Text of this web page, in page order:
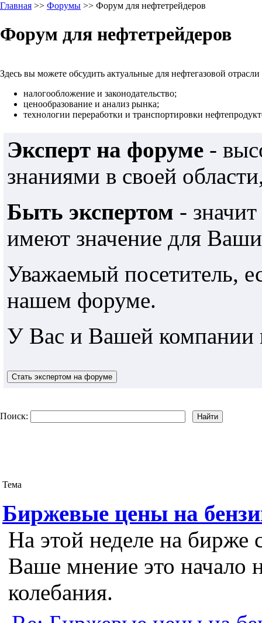
Главная >> Форумы >> Форум для нефтетрейдеров
Форум для нефтетрейдеров
Здесь вы можете обсудить актуальные для нефтегазовой
налогообложение и законодательство;
ценообразование и анализ рынка;
технологии переработки и транспортировки
Эксперт на форуме -
знаниями в своей
Быть экспертом -
имеют значение для
Уважаемый посетитель,
нашем форуме.
У Вас и Вашей компании
Поиск:
Тема
Биржевые цены на
На этой неделе на бирже
Ваше мнение это начало
колебания.